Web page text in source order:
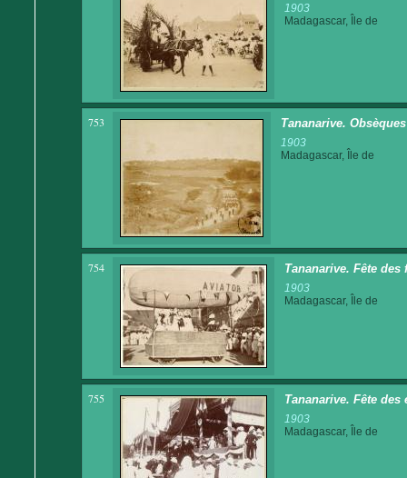
1903
Madagascar, Île de
753 Tananarive.
1903
Madagascar, Île de
754 Tananarive. Fête
1903
Madagascar, Île de
755 Tananarive. Fête des
1903
Madagascar, Île de